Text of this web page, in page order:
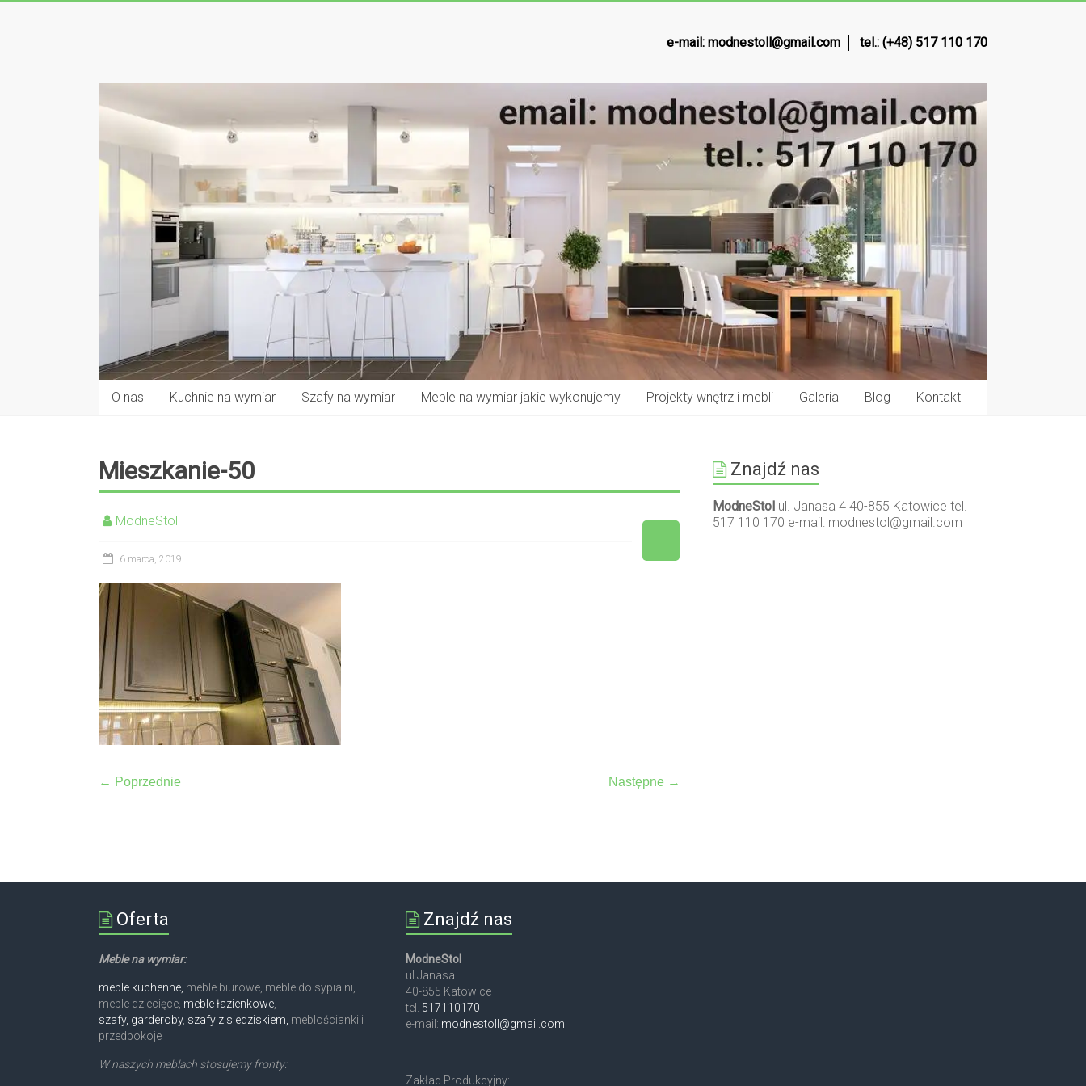
e-mail: modnestoll@gmail.com tel.: (+48) 517 110 170
O nas Kuchnie na wymiar Szafy na wymiar Meble na wymiar jakie wykonujemy Projekty wnętrz i mebli Galeria Blog Kontakt
Mieszkanie-50
ModneStol
6 marca, 2019
← Poprzednie Następne →
Znajdź nas
ModneStol ul. Janasa 4 40-855 Katowice tel.
517 110 170 e-mail: modnestol@gmail.com
Oferta
Meble na wymiar:
meble kuchenne, meble biurowe, meble do sypialni,
meble dziecięce, meble łazienkowe
szafy, garderoby, szafy z siedziskiem, meblościanki i
przedpokoje
W naszych meblach stosujemy fronty:
Znajdź nas
ModneStol
ul.Janasa
40-855 Katowice
tel. 517110170
e-mail: modnestoll@gmail.com
Zakład Produkcyjny: